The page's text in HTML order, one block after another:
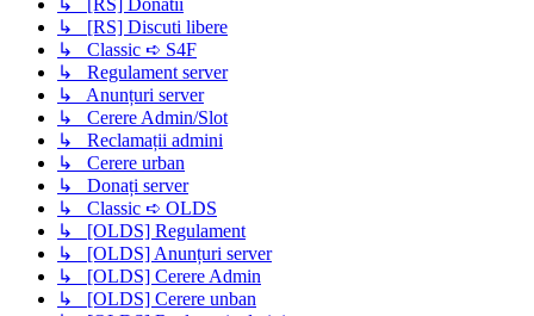
↳ [RS] Donatii
↳ [RS] Discuti libere
↳ Classic ➪ S4F
↳ Regulament server
↳ Anunțuri server
↳ Cerere Admin/Slot
↳ Reclamații admini
↳ Cerere urban
↳ Donați server
↳ Classic ➪ OLDS
↳ [OLDS] Regulament
↳ [OLDS] Anunțuri server
↳ [OLDS] Cerere Admin
↳ [OLDS] Cerere unban